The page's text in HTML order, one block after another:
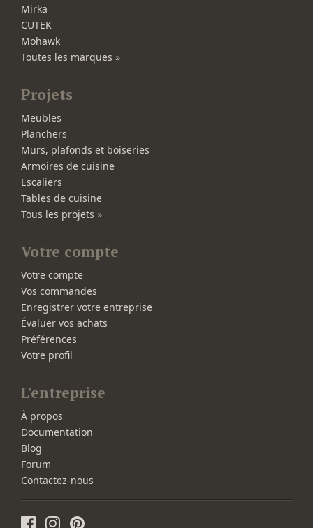
Mirka
CUTEK
Mohawk
Toutes les marques »
Projets
Meubles
Planchers
Murs, plafonds et boiseries
Armoires de cuisine
Escaliers
Tables de cuisine
Tous les projets »
Votre compte
Votre compte
Vos commandes
Enregistrer votre entreprise
Évaluer vos achats
Préférences
Votre profil
L'entreprise
À propos
Documentation
Blog
Forum
Contactez-nous